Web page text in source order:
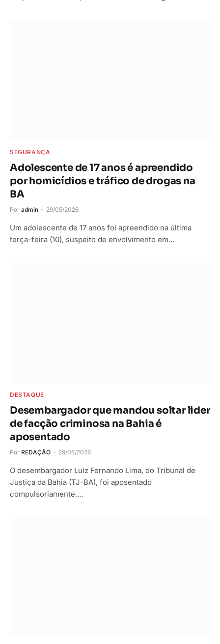
SEGURANÇA
Adolescente de 17 anos é apreendido
por homicídios e tráfico de drogas na
BA
Por admin 29/05/2026
Um adolescente de 17 anos foi apreendido na última
terça-feira (10), suspeito de envolvimento em…
DESTAQUE
Desembargador que mandou soltar lider
de facção criminosa na Bahia é
aposentado
Por REDAÇÃO 29/05/2026
O desembargador Luiz Fernando Lima, do Tribunal de
Justiça da Bahia (TJ-BA), foi aposentado
compulsoriamente,…